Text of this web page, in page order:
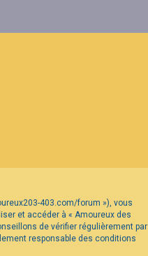
403.com/forum »), vous
et accéder à « Amoureux des
de vérifier régulièrement par
responsable des conditions